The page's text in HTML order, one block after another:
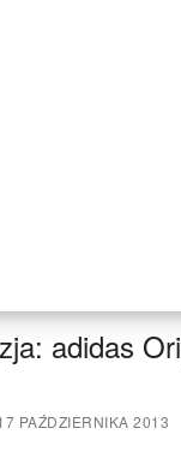
adidas
PAŹDZIERNIKA 2013